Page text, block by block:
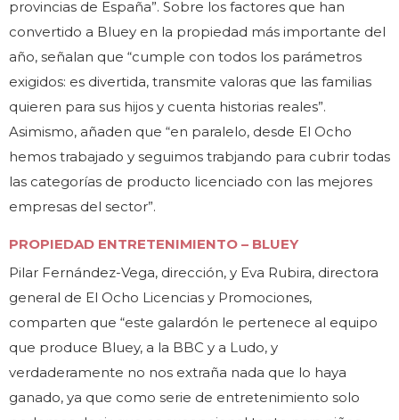
provincias de España”. Sobre los factores que han
convertido a Bluey en la propiedad más importante del
año, señalan que “cumple con todos los parámetros
exigidos: es divertida, transmite valoras que las familias
quieren para sus hijos y cuenta historias reales”.
Asimismo, añaden que “en paralelo, desde El Ocho
hemos trabajado y seguimos trabjando para cubrir todas
las categorías de producto licenciado con las mejores
empresas del sector”.
PROPIEDAD ENTRETENIMIENTO – BLUEY
Pilar Fernández-Vega, dirección, y Eva Rubira, directora
general de El Ocho Licencias y Promociones,
comparten que “este galardón le pertenece al equipo
que produce Bluey, a la BBC y a Ludo, y
verdaderamente no nos extraña nada que lo haya
ganado, ya que como serie de entretenimiento solo